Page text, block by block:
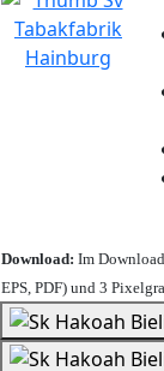
Download: Im
EPS, PDF) und 3